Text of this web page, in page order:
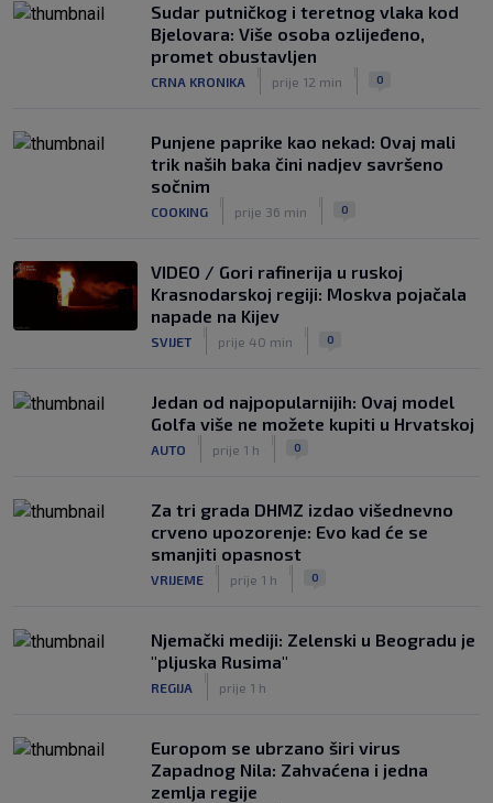
SK 7. kol.
VIDEO / Počela nam je ‘Cvajta’! Brekalo
solidan u gostujućoj pobjedi Herthe
kod Bochuma
Sudar putničkog i teretnog vlaka kod
Bjelovara: Više osoba ozlijeđeno,
promet obustavljen
CRNA KRONIKA prije 12 min 0
Punjene paprike kao nekad: Ovaj mali
trik naših baka čini nadjev savršeno
sočnim
COOKING prije 36 min 0
VIDEO / Gori rafinerija u ruskoj
Krasnodarskoj regiji: Moskva pojačala
napade na Kijev
SVIJET prije 40 min 0
Jedan od najpopularnijih: Ovaj model
Golfa više ne možete kupiti u Hrvatskoj
AUTO prije 1 h 0
Za tri grada DHMZ izdao višednevno
crveno upozorenje: Evo kad će se
smanjiti opasnost
VRIJEME prije 1 h 0
Njemački mediji: Zelenski u Beogradu je
"pljuska Rusima"
REGIJA prije 1 h
Europom se ubrzano širi virus
Zapadnog Nila: Zahvaćena i jedna
zemlja regije